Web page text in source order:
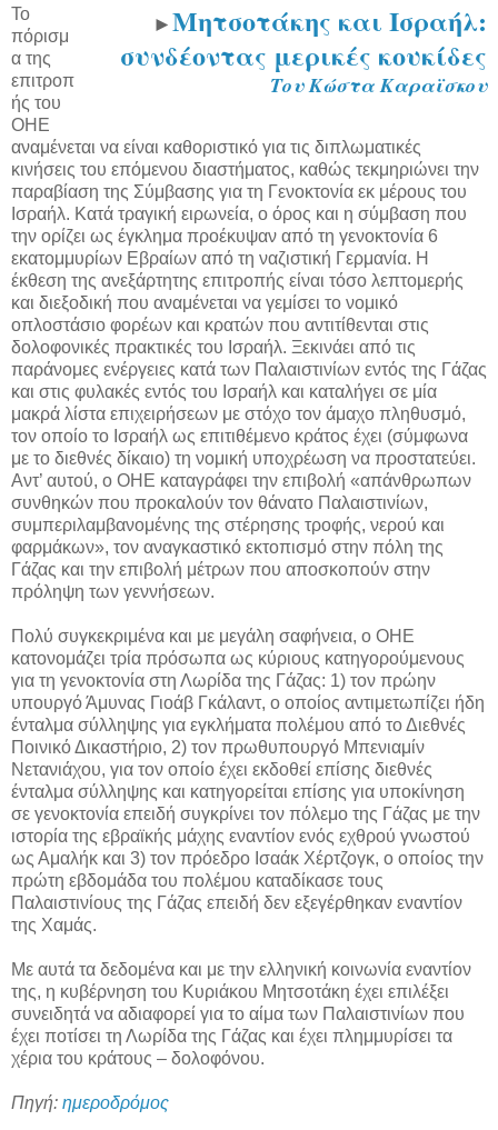
►Μητσοτάκης και Ισραήλ:
συνδέοντας μερικές κουκίδες
Του Κώστα Καραϊσκου
Το
πόρισμ
α της
επιτροπ
ής του
ΟΗΕ
αναμένεται να είναι καθοριστικό για τις διπλωματικές
κινήσεις του επόμενου διαστήματος, καθώς τεκμηριώνει την
παραβίαση της Σύμβασης για τη Γενοκτονία εκ μέρους του
Ισραήλ. Κατά τραγική ειρωνεία, ο όρος και η σύμβαση που
την ορίζει ως έγκλημα προέκυψαν από τη γενοκτονία 6
εκατομμυρίων Εβραίων από τη ναζιστική Γερμανία. Η
έκθεση της ανεξάρτητης επιτροπής είναι τόσο λεπτομερής
και διεξοδική που αναμένεται να γεμίσει το νομικό
οπλοστάσιο φορέων και κρατών που αντιτίθενται στις
δολοφονικές πρακτικές του Ισραήλ. Ξεκινάει από τις
παράνομες ενέργειες κατά των Παλαιστινίων εντός της Γάζας
και στις φυλακές εντός του Ισραήλ και καταλήγει σε μία
μακρά λίστα επιχειρήσεων με στόχο τον άμαχο πληθυσμό,
τον οποίο το Ισραήλ ως επιτιθέμενο κράτος έχει (σύμφωνα
με το διεθνές δίκαιο) τη νομική υποχρέωση να προστατεύει.
Αντ’ αυτού, ο ΟΗΕ καταγράφει την επιβολή «απάνθρωπων
συνθηκών που προκαλούν τον θάνατο Παλαιστινίων,
συμπεριλαμβανομένης της στέρησης τροφής, νερού και
φαρμάκων», τον αναγκαστικό εκτοπισμό στην πόλη της
Γάζας και την επιβολή μέτρων που αποσκοπούν στην
πρόληψη των γεννήσεων.
Πολύ συγκεκριμένα και με μεγάλη σαφήνεια, ο ΟΗΕ
κατονομάζει τρία πρόσωπα ως κύριους κατηγορούμενους
για τη γενοκτονία στη Λωρίδα της Γάζας: 1) τον πρώην
υπουργό Άμυνας Γιοάβ Γκάλαντ, ο οποίος αντιμετωπίζει ήδη
ένταλμα σύλληψης για εγκλήματα πολέμου από το Διεθνές
Ποινικό Δικαστήριο, 2) τον πρωθυπουργό Μπενιαμίν
Νετανιάχου, για τον οποίο έχει εκδοθεί επίσης διεθνές
ένταλμα σύλληψης και κατηγορείται επίσης για υποκίνηση
σε γενοκτονία επειδή συγκρίνει τον πόλεμο της Γάζας με την
ιστορία της εβραϊκής μάχης εναντίον ενός εχθρού γνωστού
ως Αμαλήκ και 3) τον πρόεδρο Ισαάκ Χέρτζογκ, ο οποίος την
πρώτη εβδομάδα του πολέμου καταδίκασε τους
Παλαιστινίους της Γάζας επειδή δεν εξεγέρθηκαν εναντίον
της Χαμάς.
Με αυτά τα δεδομένα και με την ελληνική κοινωνία εναντίον
της, η κυβέρνηση του Κυριάκου Μητσοτάκη έχει επιλέξει
συνειδητά να αδιαφορεί για το αίμα των Παλαιστινίων που
έχει ποτίσει τη Λωρίδα της Γάζας και έχει πλημμυρίσει τα
χέρια του κράτους – δολοφόνου.
Πηγή: ημεροδρόμος